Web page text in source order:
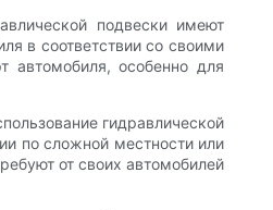
подвески имеют
в соответствии со своими
автомобиля, особенно для
гидравлической
по сложной местности или
от своих автомобилей